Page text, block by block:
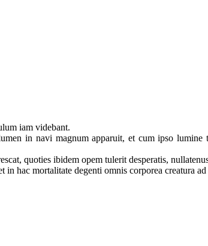
iam videbant.
in navi magnum apparuit, et cum ipso
quoties ibidem opem tulerit desperatis,
hac mortalitate degenti omnis corporea creatura